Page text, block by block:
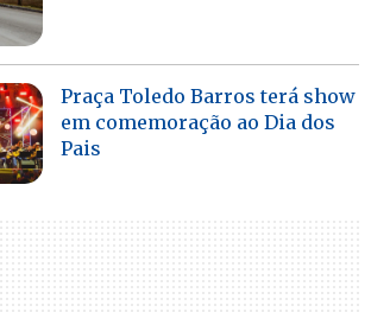
Praça Toledo Barros terá show
em comemoração ao Dia dos
Pais